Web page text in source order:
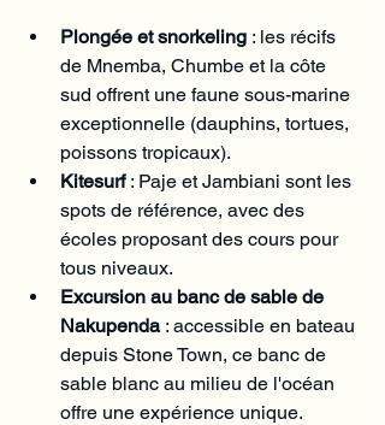
Plongée et snorkeling : les récifs
de Mnemba, Chumbe et la côte
sud offrent une faune sous-marine
exceptionnelle (dauphins, tortues,
poissons tropicaux).
Kitesurf : Paje et Jambiani sont les
spots de référence, avec des
écoles proposant des cours pour
tous niveaux.
Excursion au banc de sable de
Nakupenda : accessible en bateau
depuis Stone Town, ce banc de
sable blanc au milieu de l'océan
offre une expérience unique.